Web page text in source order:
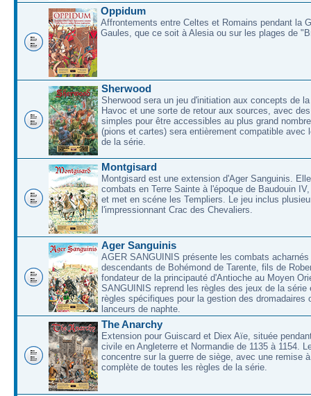
Oppidum
Affrontements entre Celtes et Romains pendant la
Gaules, que ce soit à Alesia ou sur les plages de
Sherwood
Sherwood sera un jeu d'initiation aux concepts de
Havoc et une sorte de retour aux sources, avec
simples pour être accessibles au plus grand
(pions et cartes) sera entièrement compatible avec
de la série.
Montgisard
Montgisard est une extension d'Ager Sanguinis.
combats en Terre Sainte à l'époque de Baudouin
et met en scéne les Templiers. Le jeu inclus
l'impressionnant Crac des Chevaliers.
Ager Sanguinis
AGER SANGUINIS présente les combats acharnés
descendants de Bohémond de Tarente, fils de
fondateur de la principauté d'Antioche au Moyen
SANGUINIS reprend les règles des jeux de la série
règles spécifiques pour la gestion des dromadaires
lanceurs de naphte.
The Anarchy
Extension pour Guiscard et Diex Aïe, située
civile en Angleterre et Normandie de 1135 à 1154.
concentre sur la guerre de siège, avec une remise
complète de toutes les règles de la série.